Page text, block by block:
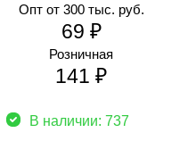
Опт от 300 тыс. руб.
69 ₽
Розничная
141 ₽
В наличии: 737